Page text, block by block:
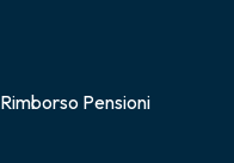
Rimborso Pensioni